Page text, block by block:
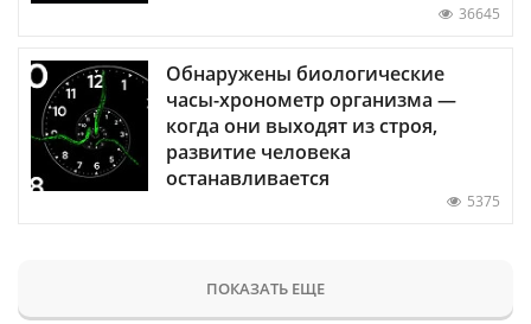
36645
Обнаружены биологические
часы-хронометр организма —
когда они выходят из строя,
развитие человека
останавливается
5375
ПОКАЗАТЬ ЕЩЕ